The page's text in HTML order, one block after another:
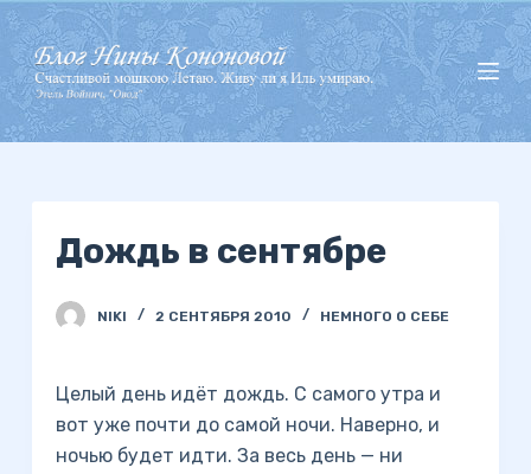
П
е
р
е
й
Дождь в сентябре
NIKI 2 СЕНТЯБРЯ 2010 НЕМНОГО О СЕБЕ
Целый день идёт дождь. С самого утра и
вот уже почти до самой ночи. Наверно, и
ночью будет идти. За весь день — ни